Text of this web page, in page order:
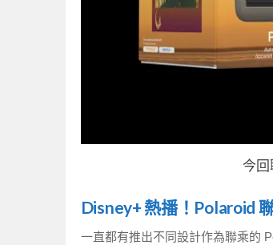
今
Disney+ 熱播！Polaroid
一直都有推出不同設計作為聯乘的